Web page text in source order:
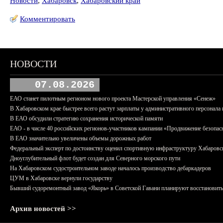
Комментировать
НОВОСТИ
07.08.2026
ЕАО станет пилотным регионом нового проекта Мастерской управления «Сенеж»
В Хабаровском крае быстрее всего растут зарплаты у административного персонала
В ЕАО обсудили стратегию сохранения исторической памяти
ЕАО - в числе 40 российских регионов-участников кампании «Продвижение
В ЕАО значительно увеличены объемы дорожных работ
Федеральный эксперт по достоинству оценил спортивную инфраструктуру
Дноуглубительный флот будет создан для Северного морского пути
На Хабаровском судостроительном заводе началось производство дебаркадеров
ЦУМ в Хабаровске вернули государству
Бывший судоремонтный завод «Якорь» в Советской Гавани планируют восстановить
Архив новостей >>